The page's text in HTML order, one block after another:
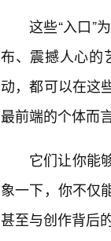
这些“入口”
布、震撼人心的
动，都可以在这
最前端的个体而
它们让你能
象一下，你不仅
甚至与创作背后